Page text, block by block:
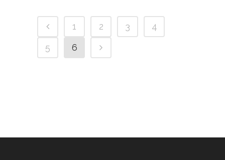
1 2 3
4
5
6